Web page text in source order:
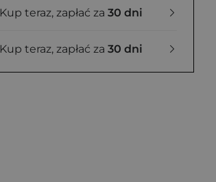
Kup teraz, zapłać za 30 dni
Kup teraz, zapłać za 30 dni